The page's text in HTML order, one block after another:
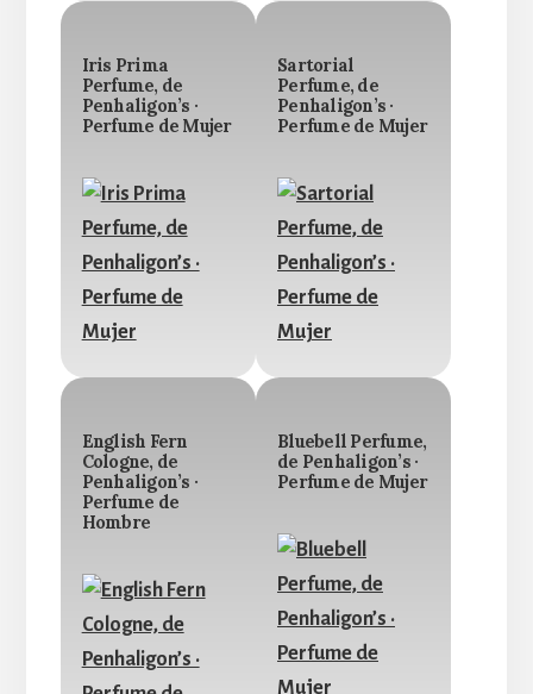
Iris Prima
Perfume, de
Penhaligon’s ·
Perfume de Mujer
Sartorial
Perfume, de
Penhaligon’s ·
Perfume de Mujer
English Fern
Cologne, de
Penhaligon’s ·
Perfume de
Hombre
Bluebell Perfume,
de Penhaligon’s ·
Perfume de Mujer